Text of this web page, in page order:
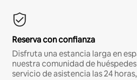
Reserva con confianza
Disfruta una estancia larga en
nuestra comunidad de
servicio de asistencia las 24